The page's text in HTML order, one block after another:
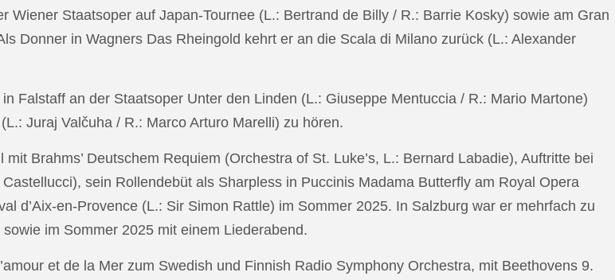
Staatsoper auf Japan-Tournee (L.: Bertrand de Billy / R.: Barrie Kosky) sowie am Gran
Donner in Wagners Das Rheingold kehrt er an die Scala di Milano zurück (L.: Alexander
Falstaff an der Staatsoper Unter den Linden (L.: Giuseppe Mentuccia / R.: Mario Martone)
Juraj Valčuha / R.: Marco Arturo Marelli) zu hören.
Brahms’ Deutschem Requiem (Orchestra of St. Luke’s, L.: Bernard Labadie), Auftritte bei
sein Rollendebüt als Sharpless in Puccinis Madama Butterfly am Royal Opera
d’Aix-en-Provence (L.: Sir Simon Rattle) im Sommer 2025. In Salzburg war er mehrfach zu
im Sommer 2025 mit einem Liederabend.
et de la Mer zum Swedish und Finnish Radio Symphony Orchestra, mit Beethovens 9.